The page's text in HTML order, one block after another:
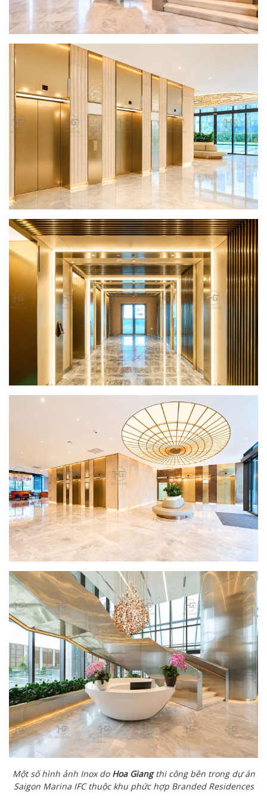
Một số hình ảnh Inox do Hoa Giangthi công bên trong dự án
Saigon Marina IFC thuộc khu phức hợp Branded Residences